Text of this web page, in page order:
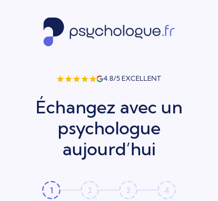
4.8/5 EXCELLENT
Échangez avec un
psychologue
aujourd’hui
1 2 3 4